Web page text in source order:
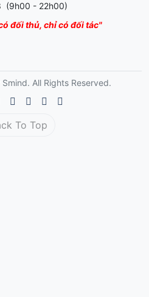
(9h00 - 22h00)
đối thủ, chỉ có đối tác"
All Rights Reserved.
To Top